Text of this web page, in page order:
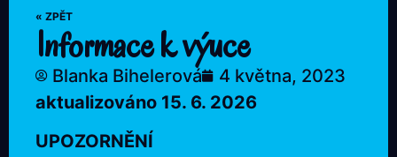
« ZPĚT
Informace k výuce
Blanka Bihelerová
4 května, 2023
aktualizováno 15. 6. 2026
UPOZORNĚNÍ